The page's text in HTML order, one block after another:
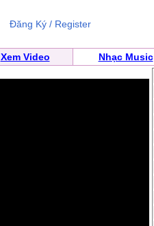
Đăng Ký / Register
Xem Video Nhạc Music